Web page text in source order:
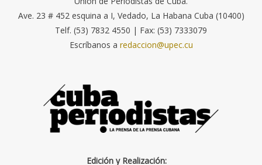
Ave. 23 # 452 esquina a I, Vedado, La Habana Cuba (10400)
Telf. (53) 7832 4550 | Fax: (53) 7333079
Escríbanos a redaccion@upec.cu
Edición y Realización: